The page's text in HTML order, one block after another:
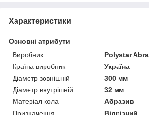
Характеристики
Основні атрибути
Виробник
Polystar
Країна виробник
Україна
Діаметр зовнішній
300 мм
Діаметр внутрішній
32 мм
Матеріал кола
Абразив
Призначення
Відрізний